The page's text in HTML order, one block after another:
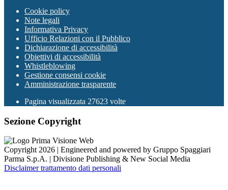
Cookie policy
Note legali
Informativa Privacy
Ufficio Relazioni con il Pubblico
Dichiarazione di accessibilità
Obiettivi di accessibilità
Whistleblowing
Gestione consensi cookie
Amministrazione trasparente
Pagina visualizzata 27623 volte
Sezione Copyright
Copyright 2026 | Engineered and powered by Gruppo Spaggiari
Parma S.p.A. | Divisione Publishing & New Social Media
Disclaimer trattamento dati personali